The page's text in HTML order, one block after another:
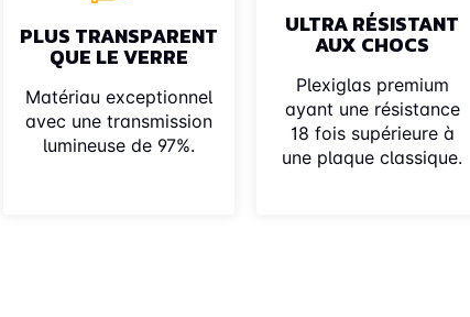
PLUS TRANSPARENT
QUE LE VERRE
Matériau exceptionnel
avec une transmission
lumineuse de 97%.
ULTRA RÉSISTANT
AUX CHOCS
Plexiglas premium
ayant une résistance
18 fois supérieure à
une plaque classique.